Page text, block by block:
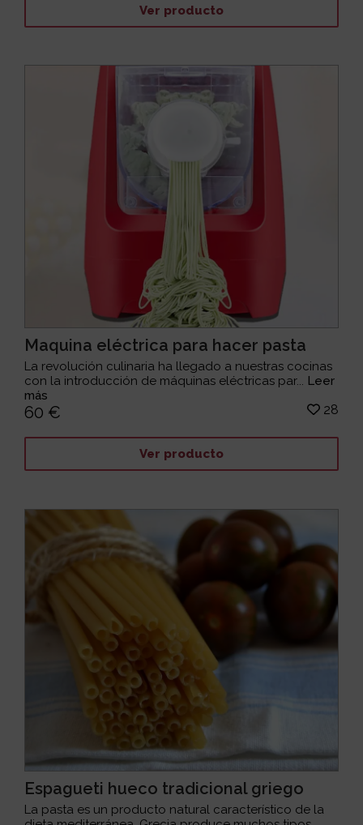
Ver producto
Maquina eléctrica para hacer pasta
La revolución culinaria ha llegado a nuestras cocinas
con la introducción de máquinas eléctricas par... Leer
más
60 € 28
Ver producto
Espagueti hueco tradicional griego
La pasta es un producto natural característico de la